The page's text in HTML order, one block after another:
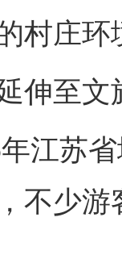
村庄环
至文
苏省
不少